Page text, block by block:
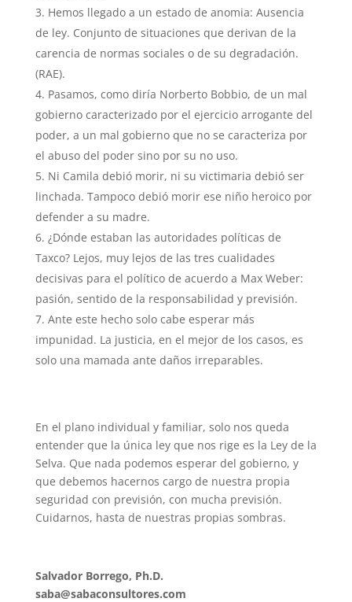
Hemos llegado a un estado de anomia: Ausencia
de ley. Conjunto de situaciones que derivan de la
carencia de normas sociales o de su degradación.
(RAE).
Pasamos, como diría Norberto Bobbio, de un mal
gobierno caracterizado por el ejercicio arrogante del
poder, a un mal gobierno que no se caracteriza por
el abuso del poder sino por su no uso.
Ni Camila debió morir, ni su victimaria debió ser
linchada. Tampoco debió morir ese niño heroico por
defender a su madre.
¿Dónde estaban las autoridades políticas de
Taxco? Lejos, muy lejos de las tres cualidades
decisivas para el político de acuerdo a Max Weber:
pasión, sentido de la responsabilidad y previsión.
Ante este hecho solo cabe esperar más
impunidad. La justicia, en el mejor de los casos, es
solo una mamada ante daños irreparables.
En el plano individual y familiar, solo nos queda
entender que la única ley que nos rige es la Ley de la
Selva. Que nada podemos esperar del gobierno, y
que debemos hacernos cargo de nuestra propia
seguridad con previsión, con mucha previsión.
Cuidarnos, hasta de nuestras propias sombras.
Salvador Borrego, Ph.D.
saba@sabaconsultores.com